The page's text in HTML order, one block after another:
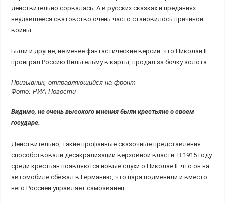
действительно сорвалась. А в русских сказках и преданиях
неудавшееся сватовство очень часто становилось причиной
войны.
Были и другие, не менее фантастические версии: что Николай II
проиграл Россию Вильгельму в карты, продал за бочку золота.
Призывник, отправляющийся на фронт
Фото: РИА Новости
Видимо, не очень высокого мнения были крестьяне о своем
государе.
Действительно, такие профанные сказочные представления
способствовали десакрализации верховной власти. В 1915 году
среди крестьян появляются новые слухи о Николае II: что он на
автомобиле сбежал в Германию, что царя подменили и вместо
него Россией управляет самозванец.